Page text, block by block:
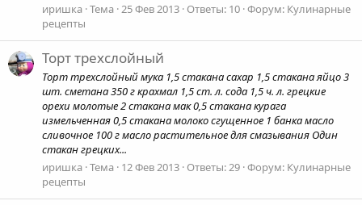
иришка Тема 25 Фев 2013 Ответы: 10 Форум: Кулинарные
рецепты
Торт трехслойный
Торт трехслойный мука 1,5 стакана сахар 1,5 стакана яйцо 3
шт. сметана 350 г крахмал 1,5 ст. л. сода 1,5 ч. л. грецкие
орехи молотые 2 стакана мак 0,5 стакана курага
измельченная 0,5 стакана молоко сгущенное 1 банка масло
сливочное 100 г масло растительное для смазывания Один
стакан грецких...
иришка Тема 12 Фев 2013 Ответы: 29 Форум: Кулинарные
рецепты